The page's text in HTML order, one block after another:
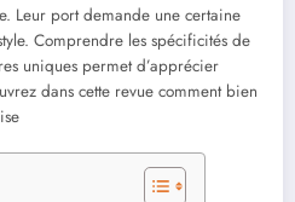
Leur port demande une certaine
Comprendre les spécificités de
uniques permet d’apprécier
dans cette revue comment bien